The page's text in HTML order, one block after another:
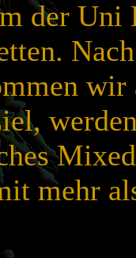
der Uni
Nach
wir
mehr